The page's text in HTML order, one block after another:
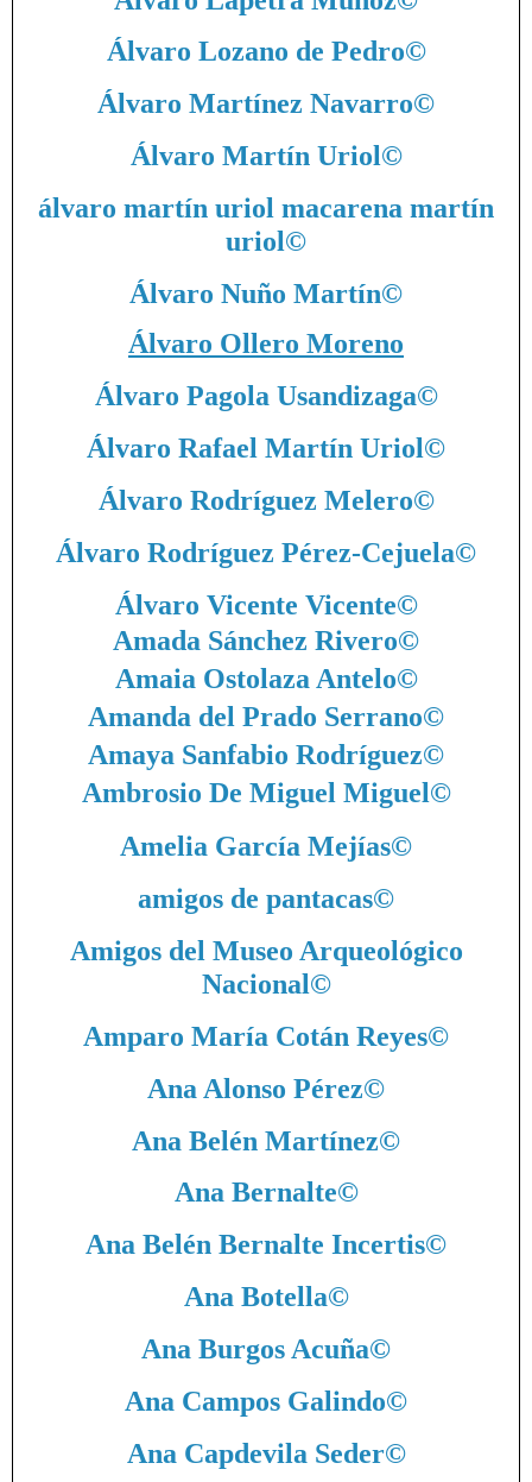
Álvaro Lozano de Pedro©
Álvaro Martínez Navarro©
Álvaro Martín Uriol©
álvaro martín uriol macarena martín
uriol©
Álvaro Nuño Martín©
Álvaro Ollero Moreno
Álvaro Pagola Usandizaga©
Álvaro Rafael Martín Uriol ©
Álvaro Rodríguez Melero©
Álvaro Rodríguez Pérez-Cejuela©
Álvaro Vicente Vicente©
Amada Sánchez Rivero©
Amaia Ostolaza Antelo©
Amanda del Prado Serrano©
Amaya Sanfabio Rodríguez©
Ambrosio De Miguel Miguel©
Amelia García Mejías©
amigos de pantacas©
Amigos del Museo Arqueológico
Nacional ©
Amparo María Cotán Reyes©
Ana Alonso Pérez©
Ana Belén Martínez©
Ana Bernalte©
Ana Belén Bernalte Incertis©
Ana Botella©
Ana Burgos Acuña©
Ana Campos Galindo©
Ana Capdevila Seder©